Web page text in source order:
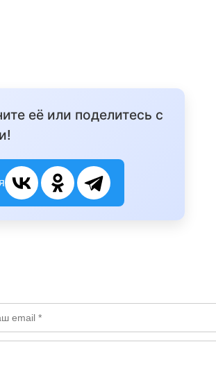
её или поделитесь с